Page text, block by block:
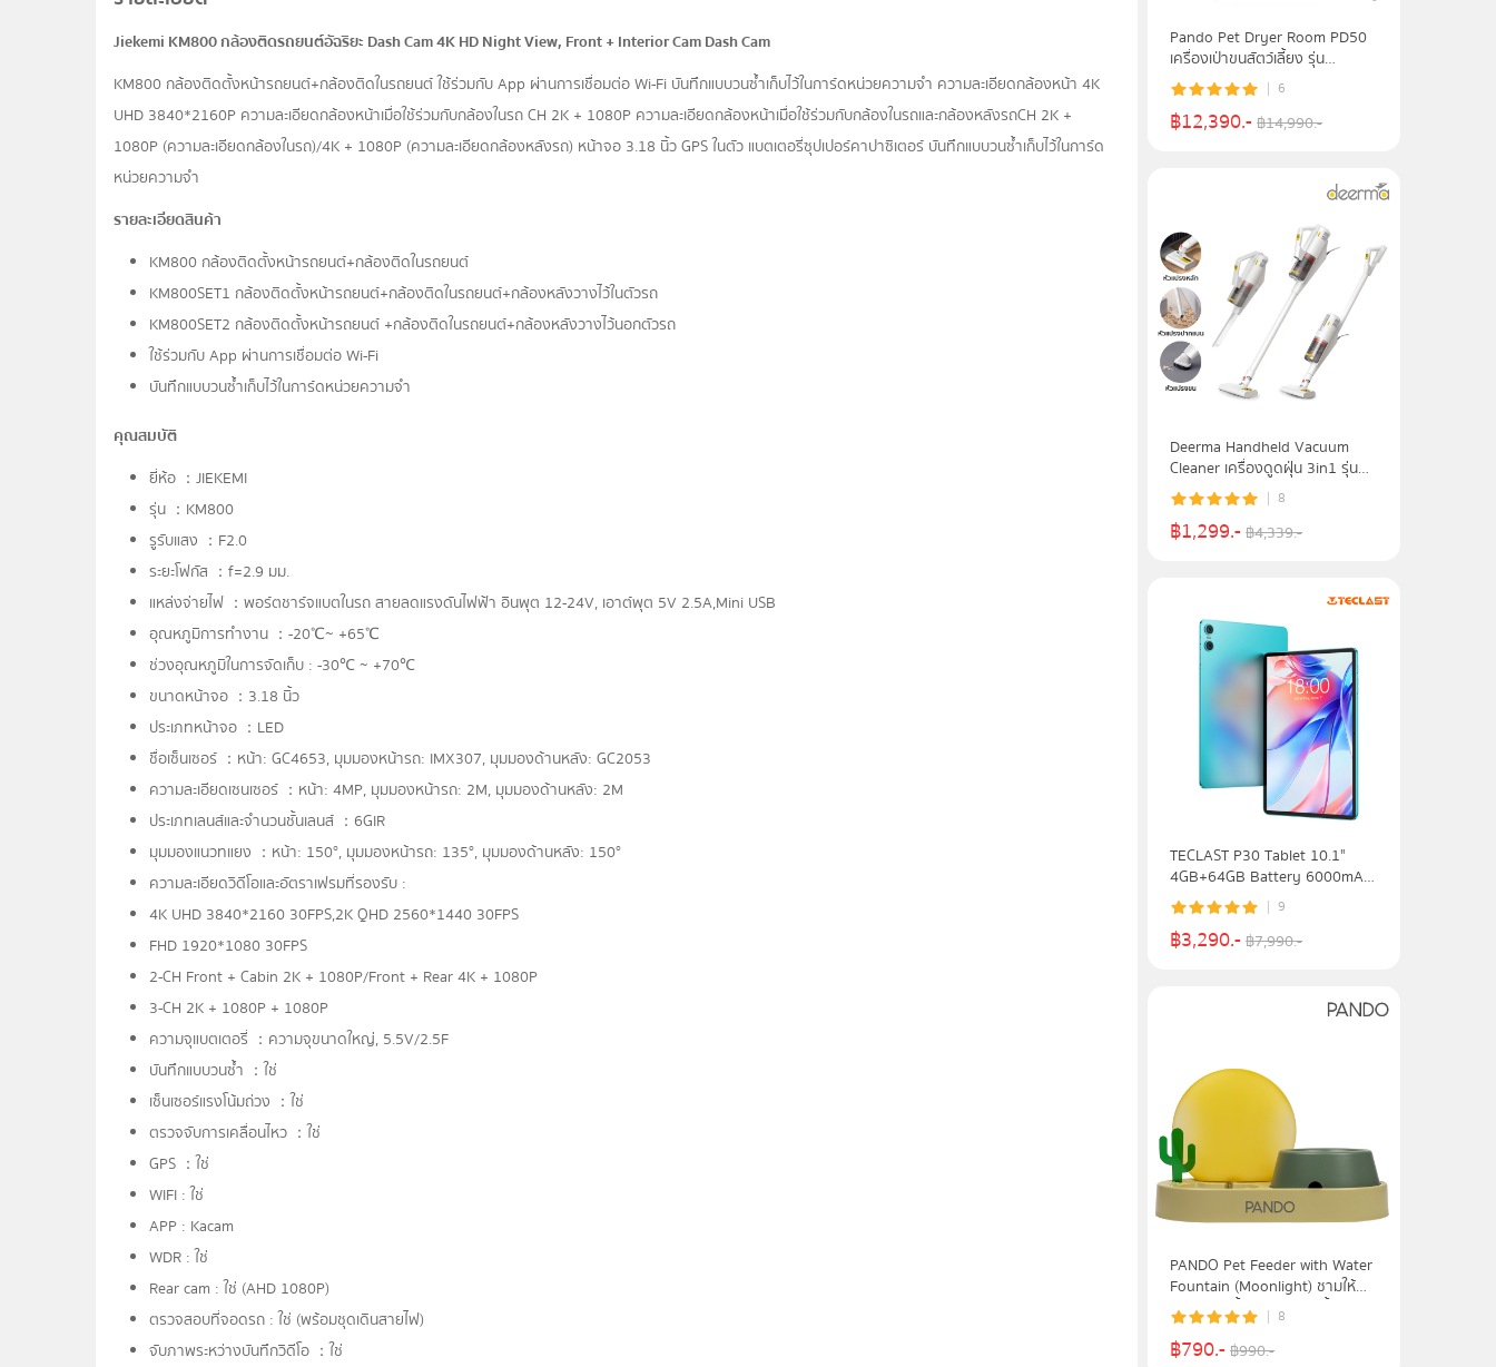
Jiekemi KM800 กล้องติดรถยนต์อัฉริยะ Dash Cam 4K HD Night View, Front + Interior Cam Dash Cam
KM800 กล้องติดตั้งหน้ารถยนต์+กล้องติดในรถยนต์ ใช้ร่วมกับ App ผ่านการเชื่อมต่อ Wi-Fi บันทึกแบบวนซ้ำเก็บไว้ในการ์ดหน่วยความจำ ความละเอียดกล้องหน้า 4K
UHD 3840*2160P ความละเอียดกล้องหน้าเมื่อใช้ร่วมกับกล้องในรถ CH 2K + 1080P ความละเอียดกล้องหน้าเมื่อใช้ร่วมกับกล้องในรถและกล้องหลังรถCH 2K +
1080P (ความละเอียดกล้องในรถ)/4K + 1080P (ความละเอียดกล้องหลังรถ) หน้าจอ 3.18 นิ้ว GPS ในตัว แบตเตอรี่ซุปเปอร์คาปาซิเตอร์ บันทึกแบบวนซ้ำเก็บไว้ในการ์ด
หน่วยความจำ
รายละเอียดสินค้า
KM800 กล้องติดตั้งหน้ารถยนต์+กล้องติดในรถยนต์
KM800SET1 กล้องติดตั้งหน้ารถยนต์+กล้องติดในรถยนต์+กล้องหลังวางไว้ในตัวรถ
KM800SET2 กล้องติดตั้งหน้ารถยนต์ +กล้องติดในรถยนต์+กล้องหลังวางไว้นอกตัวรถ
ใช้ร่วมกับ App ผ่านการเชื่อมต่อ Wi-Fi
บันทึกแบบวนซ้ำเก็บไว้ในการ์ดหน่วยความจำ
คุณสมบัติ
ยี่ห้อ ：JIEKEMI
รุ่น ：KM800
รูรับแสง ：F2.0
ระยะโฟกัส ：f=2.9 มม.
แหล่งจ่ายไฟ ：พอร์ตชาร์จแบตในรถ สายลดแรงดันไฟฟ้า อินพุต 12-24V, เอาต์พุต 5V 2.5A,Mini USB
อุณหภูมิการทำงาน ：-20℃~ +65℃
ช่วงอุณหภูมิในการจัดเก็บ : -30℃ ~ +70℃
ขนาดหน้าจอ ：3.18 นิ้ว
ประเภทหน้าจอ ：LED
ชื่อเซ็นเซอร์ ：หน้า: GC4653, มุมมองหน้ารถ: IMX307, มุมมองด้านหลัง: GC2053
ความละเอียดเซนเซอร์ ：หน้า: 4MP, มุมมองหน้ารถ: 2M, มุมมองด้านหลัง: 2M
ประเภทเลนส์และจำนวนชั้นเลนส์ ：6GIR
มุมมองแนวทแยง ：หน้า: 150°, มุมมองหน้ารถ: 135°, มุมมองด้านหลัง: 150°
ความละเอียดวิดีโอและอัตราเฟรมที่รองรับ :
4K UHD 3840*2160 30FPS,2K QHD 2560*1440 30FPS
FHD 1920*1080 30FPS
2-CH Front + Cabin 2K + 1080P/Front + Rear 4K + 1080P
3-CH 2K + 1080P + 1080P
ความจุแบตเตอรี่ ：ความจุขนาดใหญ่, 5.5V/2.5F
บันทึกแบบวนซ้ำ ：ใช่
เซ็นเซอร์แรงโน้มถ่วง ：ใช่
ตรวจจับการเคลื่อนไหว ：ใช่
GPS ：ใช่
WIFI : ใช่
APP : Kacam
WDR : ใช่
Rear cam : ใช่ (AHD 1080P)
ตรวจสอบที่จอดรถ : ใช่ (พร้อมชุดเดินสายไฟ)
จับภาพระหว่างบันทึกวิดีโอ ：ใช่
Pando Pet Dryer Room PD50
เครื่องเป่าขนสัตว์เลี้ยง รุ่น
PDPL0050WH
6
฿12,390.-฿14,990.-
Deerma Handheld Vacuum
Cleaner เครื่องดูดฝุ่น 3in1 รุ่น
DX888
8
฿1,299.-฿4,339.-
TECLAST P30 Tablet 10.1"
4GB+64GB Battery 6000mAh
รับประกัน 1 ปี
9
฿3,290.-฿7,990.-
PANDO Pet Feeder with Water
Fountain (Moonlight) ชามให้
อาหารและน้ำสำหรับสัตว์เลี้ยง รุ่น
Moonlight - PDPFWFMNGN
8
฿790.-฿990.-